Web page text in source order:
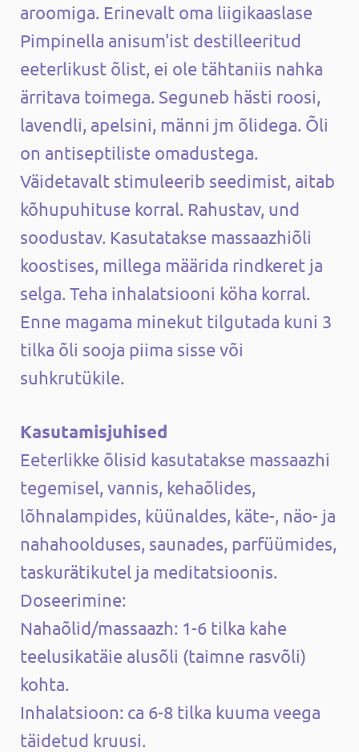
aroomiga. Erinevalt oma liigikaaslase
Pimpinella anisum'ist destilleeritud
eeterlikust õlist, ei ole tähtaniis nahka
ärritava toimega. Seguneb hästi roosi,
lavendli, apelsini, männi jm õlidega. Õli
on antiseptiliste omadustega.
Väidetavalt stimuleerib seedimist, aitab
kõhupuhituse korral. Rahustav, und
soodustav. Kasutatakse massaazhiõli
koostises, millega määrida rindkeret ja
selga. Teha inhalatsiooni köha korral.
Enne magama minekut tilgutada kuni 3
tilka õli sooja piima sisse või
suhkrutükile.
Kasutamisjuhised
Eeterlikke õlisid kasutatakse massaazhi
tegemisel, vannis, kehaõlides,
lõhnalampides, küünaldes, käte-, näo- ja
nahahoolduses, saunades, parfüümides,
taskurätikutel ja meditatsioonis.
Doseerimine:
Nahaõlid/massaazh: 1-6 tilka kahe
teelusikatäie alusõli (taimne rasvõli)
kohta.
Inhalatsioon: ca 6-8 tilka kuuma veega
täidetud kruusi.